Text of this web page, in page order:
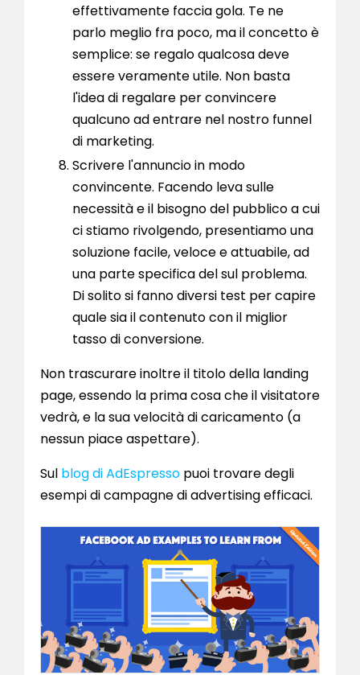
effettivamente faccia gola. Te ne
parlo meglio fra poco, ma il concetto è
semplice: se regalo qualcosa deve
essere veramente utile. Non basta
l'idea di regalare per convincere
qualcuno ad entrare nel nostro funnel
di marketing.
Scrivere l'annuncio in modo
convincente. Facendo leva sulle
necessità e il bisogno del pubblico a cui
ci stiamo rivolgendo, presentiamo una
soluzione facile, veloce e attuabile, ad
una parte specifica del sul problema.
Di solito si fanno diversi test per capire
quale sia il contenuto con il miglior
tasso di conversione.
Non trascurare inoltre il titolo della landing
page, essendo la prima cosa che il visitatore
vedrà, e la sua velocità di caricamento (a
nessun piace aspettare).
Sul blog di AdEspresso puoi trovare degli
esempi di campagne di advertising efficaci.